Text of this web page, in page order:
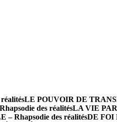
LE POUVOIR DE
des réalitésLA VIE PAR
Rhapsodie des réalitésDE FOI